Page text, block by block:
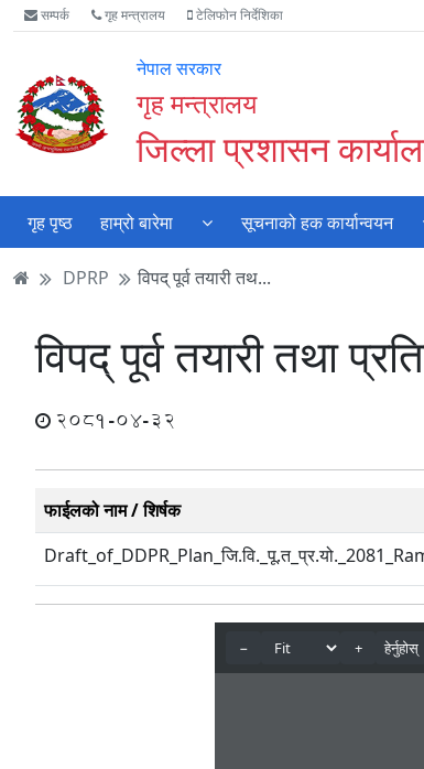
Accessibility
Mode
गर्नुहोस्
मुख्य
सामाग्री
मुख्य
नेभिगेसन
वेबसाइट
खोजमा
सम्पर्क गृह मन्त्रालय टेलिफोन निर्देशिका
नेपाल सरकार
गृह मन्त्रालय
जिल्ला प्रशासन
गृह पृष्ठ हाम्रो बारेमा सूचनाको हक कार्यान्वयन
DPRP विपद् पूर्व तयारी तथ...
विपद् पूर्व तयारी तथा
2081-04-32
फाईलको नाम / शिर्षक